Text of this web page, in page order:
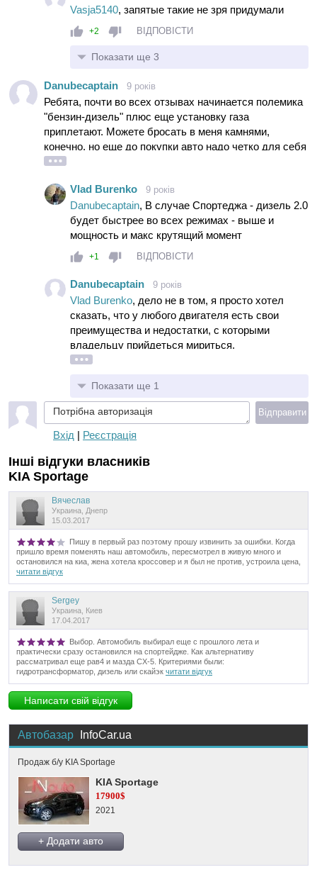
Vasja5140, запятые такие не зря придумали
+2 ВІДПОВІСТИ
Показати ще 3
Danubecaptain 9 років
Ребята, почти во всех отзывах начинается полемика
"бензин-дизель" плюс еще установку газа
приплетают. Можете бросать в меня камнями,
конечно, но еще до покупки авто надо четко для себя
уяснить, что авто - это постоянные расходы. Чуть
играет. Роль играет только удовлетворенность
автомобилем. И если не хватает динамики, то,
значит, надо было изначально покупать другую
модель/модификацию/другой движок. И в любом
случае нужно будет идти на компромисс. Типа:
дизель - меньший расход, но выше начальная цена,
бензин - изначально дешевле, но расход выше.
Исключительно в качестве примера - мне нравится
дизельная тяга, но я прекрасно отдаю себе отчет, что
с какой-то определенной скорости ее будет мало,
потому что там уже играет роль мощность. Однако
для меня конкретно этот недостаток решающим не
нас и негде, по-хорошему).
Извините за много букв.
Vlad Burenko 9 років
Danubecaptain, В случае Спортеджа - дизель 2.0
будет быстрее во всех режимах - выше и
мощность и макс крутящий момент
+1 ВІДПОВІСТИ
Danubecaptain 9 років
Vlad Burenko, дело не в том, я просто хотел
сказать, что у любого двигателя есть свои
преимущества и недостатки, с которыми
владельцу прийдеться мириться.
Показати ще 1
Потрібна авторизація
Вхід | Реєстрація
Відправити
Інші відгуки власників
KIA Sportage
Вячеслав
Украина, Днепр
15.03.2017
Пишу в первый раз поэтому прошу извинить за ошибки. Когда
пришло время поменять наш автомобиль, пересмотрел в живую много и
остановился на киа, жена хотела кроссовер и я был не против, устроила цена,
читати відгук
Sergey
Украина, Киев
17.04.2017
Выбор. Автомобиль выбирал еще с прошлого лета и
практически сразу остановился на спортейдже. Как альтернативу
рассматривал еще рав4 и мазда CX-5. Критериями были:
гидротрансформатор, дизель или скайэк читати відгук
Написати свій відгук
Автобазар InfoCar.ua
Продаж б/у KIA Sportage
KIA Sportage
17900$
2021
+ Додати авто